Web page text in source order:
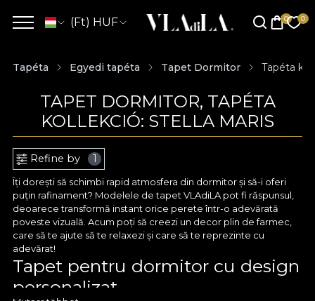
(Ft) HUF
Tapéta Egyedi tapéta Tapet Dormitor Tapéta
TAPET DORMITOR, TAPÉTA
KOLLEKCIÓ: STELLA MARIS
Refine by 1
Îți dorești să schimbi rapid atmosfera din dormitor și să-i oferi
puțin rafinament? Modelele de tapet VLAdiLA pot fi răspunsul,
deoarece transformă instant orice perete într-o adevărată
poveste vizuală. Acum poți să creezi un decor plin de farmec,
care să te ajute să te relaxezi și care să te reprezinte cu
adevărat!
Tapet pentru dormitor cu design
personalizat